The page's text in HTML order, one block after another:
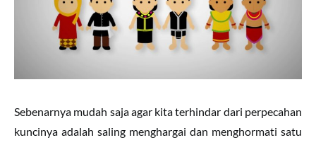
Sebenarnya mudah saja agar kita terhindar dari perpecahan
kuncinya adalah saling menghargai dan menghormati satu